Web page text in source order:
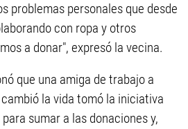
problemas personales que desde
con ropa y otros
a donar", expresó la vecina.
que una amiga de trabajo a
la vida tomó la iniciativa
sumar a las donaciones y,